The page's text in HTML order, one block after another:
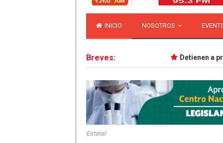
INICIO NOSOTROS
Breves: Detienen a
Estatal